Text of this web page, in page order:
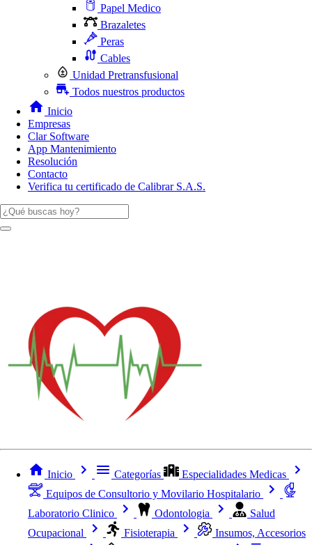
Papel Medico
Brazaletes
Peras
Cables
Unidad Pretransfusional
Todos nuestros productos
Inicio
Empresas
Clar Software
App Mantenimiento
Resolución
Contacto
Verifica tu certificado de Calibrar S.A.S.
Inicio Categorías
Especialidades Medicas
Equipos de Consultorio y Movilario Hospitalario
Laboratorio Clinico
Odontologia
Salud
Ocupacional
Fisioterapia
Insumos, Accesorios